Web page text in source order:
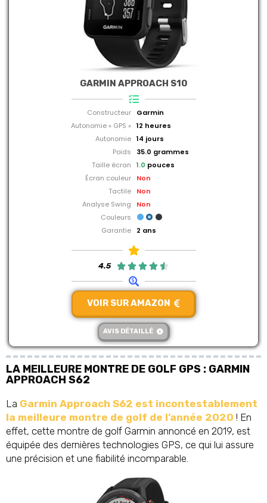
GARMIN APPROACH S10
Constructeur
Autonomie « GPS »
Autonomie
Poids
Taille écran
Écran couleur
Tactile
Analyse Swing
Couleurs
Garantie
Garmin
12 heures
14 jours
35.0 grammes
1.0 pouces
Non
Non
Non
2 ans
4.5     
VOIR SUR AMAZON
AVIS DÉTAILLÉ
LA MEILLEURE MONTRE DE GOLF GPS : GARMIN
APPROACH S62
La Garmin Approach S62 est incontestablement
la meilleure montre de golf de l’année 2020 ! En
effet, cette montre de golf Garmin annoncé en 2019, est
équipée des dernières technologies GPS, ce qui lui assure
une précision et une fiabilité incomparable.